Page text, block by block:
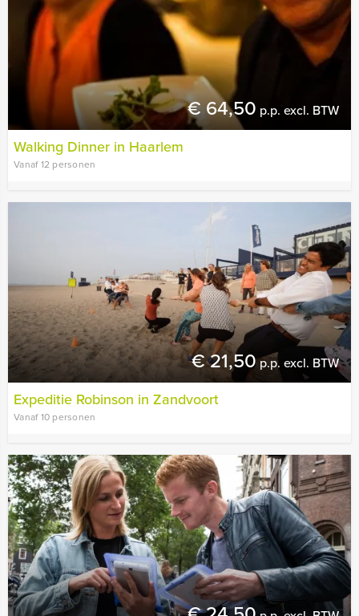
€ 64,50 p.p. excl. BTW
Walking Dinner in Haarlem
Vanaf 12 personen
€ 21,50p.p. excl. BTW
Expeditie Robinson in Zandvoort
Vanaf 10 personen